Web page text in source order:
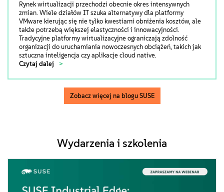
Rynek wirtualizacji przechodzi obecnie okres intensywnych
zmian. Wiele działów IT szuka alternatywy dla platformy
VMware kierując się nie tylko kwestiami obniżenia kosztów, ale
także potrzebą większej elastyczności i innowacyjności.
Tradycyjne platformy wirtualizacyjne ograniczają zdolność
organizacji do uruchamiania nowoczesnych obciążeń, takich jak
sztuczna inteligencja czy aplikacje cloud native.
Czytaj dalej
Zobacz więcej na blogu SUSE
Wydarzenia i szkolenia